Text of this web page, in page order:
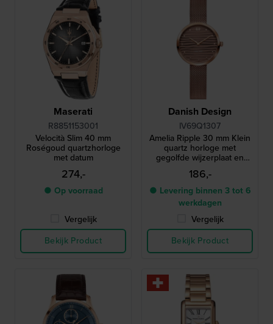
Maserati
R8851153001
Velocità Slim 40 mm
Roségoud quartzhorloge
met datum
274,-
● Op voorraad
Vergelijk
Bekijk Product
Danish Design
IV69Q1307
Amelia Ripple 30 mm Klein
quartz horloge met
gegolfde wijzerplaat en
meshband
186,-
● Levering binnen 3 tot 6
werkdagen
Vergelijk
Bekijk Product